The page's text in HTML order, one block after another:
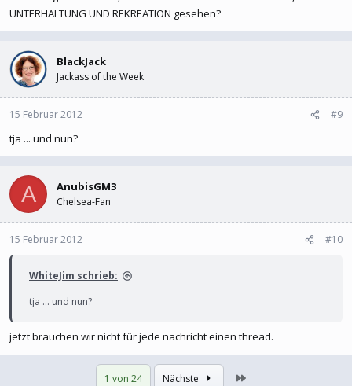
UNTERHALTUNG UND REKREATION gesehen?
BlackJack
Jackass of the Week
15 Februar 2012 #9
tja ... und nun?
A AnubisGM3
Chelsea-Fan
15 Februar 2012 #10
WhiteJim schrieb:
tja ... und nun?
jetzt brauchen wir nicht für jede nachricht einen thread.
1 von 24 Nächste